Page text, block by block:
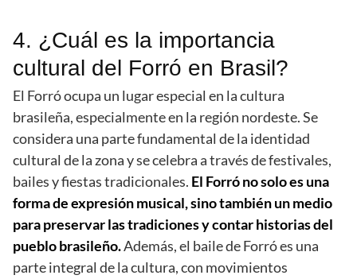
4. ¿Cuál es la importancia
cultural del Forró en Brasil?
El Forró ocupa un lugar especial en la cultura
brasileña, especialmente en la región nordeste. Se
considera una parte fundamental de la identidad
cultural de la zona y se celebra a través de festivales,
bailes y fiestas tradicionales. El Forró no solo es una
forma de expresión musical, sino también un medio
para preservar las tradiciones y contar historias del
pueblo brasileño.Además, el baile de Forró es una
parte integral de la cultura, con movimientos